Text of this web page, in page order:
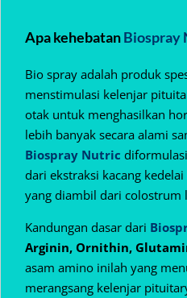
Apa kehebatanBiospray
Bio spray adalah produk
menstimulasi kelenjar
otak untuk menghasilkan
lebih banyak secara alami
Biospray Nutric
dari ekstraksi kacang
yang diambil dari colostrum
Kandungan dasar dari
Arginin, Ornithin,
asam amino inilah yang
merangsang kelenjar